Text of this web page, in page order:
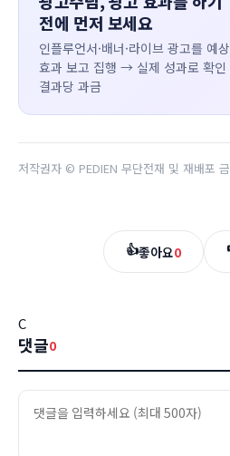
전에 먼저 보세요
인플루언서·배너·라이브 광고를 예상
효과 보고 집행 → 실제 성과로 확인
결과당 과금
저작권자 © PEDIEN 무단전재 및 재배포
👍좋아요0
C
댓글0